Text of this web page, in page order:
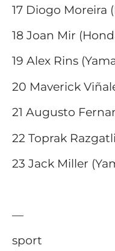
17 Diogo Moreira
18 Joan Mir
19 Alex Rins
20 Maverick
21 Augusto
22 Toprak
23 Jack Miller
—
sport